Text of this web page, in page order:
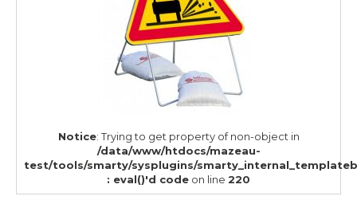
Notice: Trying to get property of non-object in
/data/www/htdocs/mazeau-
test/tools/smarty/sysplugins/
: eval()'d code on line 220